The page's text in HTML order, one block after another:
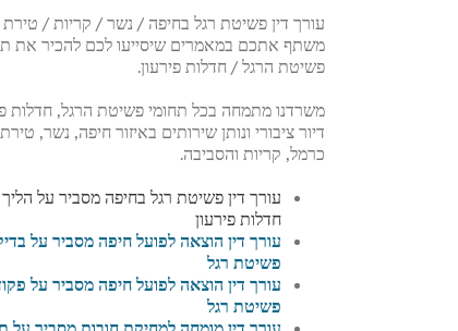
עורך דין פשיטת רגל בחיפה / נשר / קריות /
משתף אתכם במאמרים שיסייעו לכם להכיר את
פשיטת הרגל / חדלות פירעון.
משרדנו מתמחה בכל תחומי פשיטת הרגל, חדלות
דיור ציבורי ונותן שירותים באיזור חיפה, נשר, טירת
כרמל, קריות והסביבה.
עורך דין פשיטת רגל בחיפה מסביר על הליך
חדלות פירעון
עורך דין הוצאה לפועל חיפה מסביר על
פשיטת רגל
עורך דין הוצאה לפועל חיפה מסביר על
פשיטת רגל